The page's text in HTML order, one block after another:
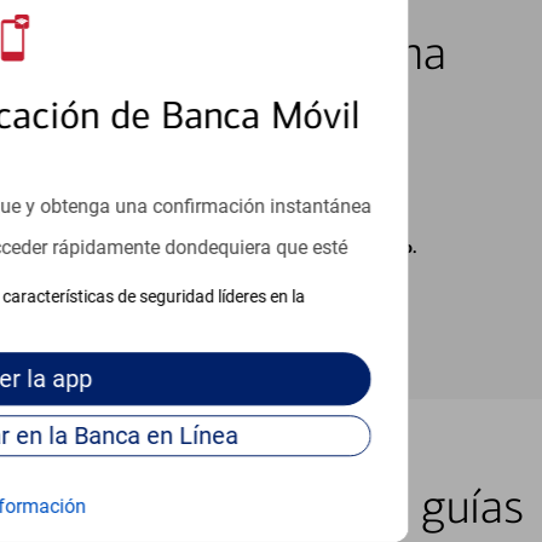
de Banca Móvil
y obtenga una confirmación instantánea
rápidamente dondequiera que esté
de seguridad líderes en la
la app
Continúe para entrar en la Banca en Línea
7 días de la semana
cargos de su proveedor por mensajes de texto.
lugar con nuestras guías